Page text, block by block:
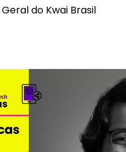
do Kwai Brasil